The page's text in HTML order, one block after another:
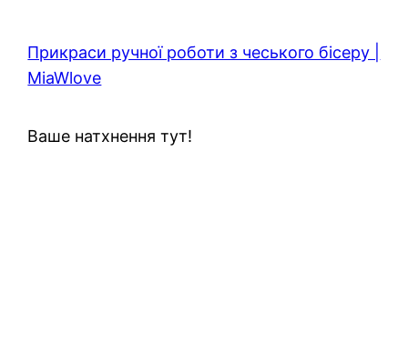
Прикраси ручної роботи з чеського бісеру |
MiaWlove
Ваше натхнення тут!